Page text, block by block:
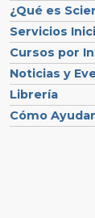
¿Qué es
Servicios
Cursos por
Noticias y
Librería
Cómo